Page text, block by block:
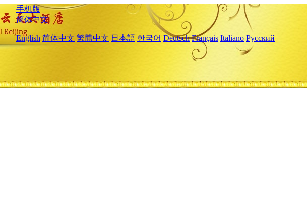
手机版
简体中文
English 简体中文 繁體中文 日本語 한국어 Deutsch Français Italiano Русский